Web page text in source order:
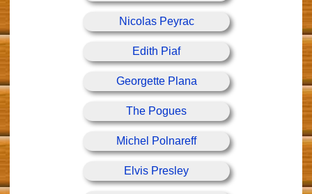
Nicolas Peyrac
Edith Piaf
Georgette Plana
The Pogues
Michel Polnareff
Elvis Presley